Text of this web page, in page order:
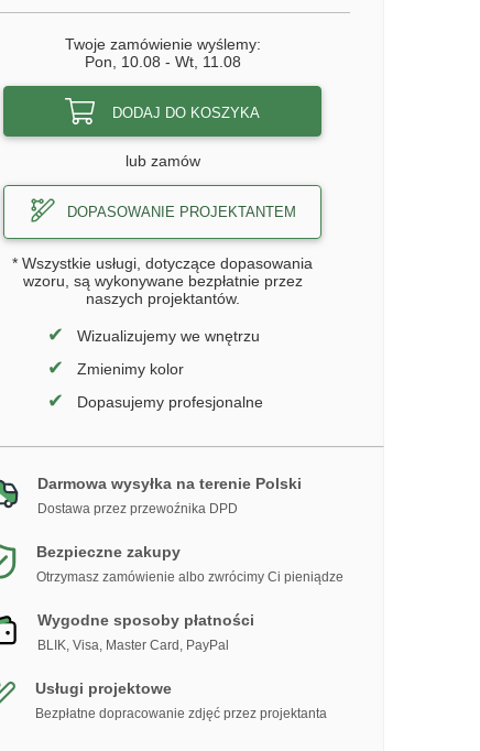
Twoje zamówienie wyślemy:
Pon, 10.08 - Wt, 11.08
DODAJ DO KOSZYKA
lub zamów
DOPASOWANIE PROJEKTANTEM
* Wszystkie usługi, dotyczące dopasowania
wzoru, są wykonywane bezpłatnie przez
naszych projektantów.
✔ Wizualizujemy we wnętrzu
✔ Zmienimy kolor
✔ Dopasujemy profesjonalne
Darmowa wysyłka na terenie Polski
Dostawa przez przewoźnika DPD
Bezpieczne zakupy
Otrzymasz zamówienie albo zwrócimy Ci pieniądze
Wygodne sposoby płatności
BLIK, Visa, Master Card, PayPal
Usługi projektowe
Bezpłatne dopracowanie zdjęć przez projektanta